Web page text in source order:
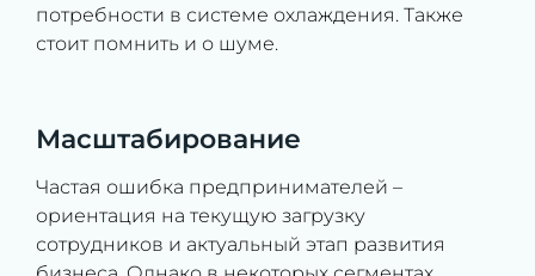
потребности в системе охлаждения. Также
стоит помнить и о шуме.
Масштабирование
Частая ошибка предпринимателей –
ориентация на текущую загрузку
сотрудников и актуальный этап развития